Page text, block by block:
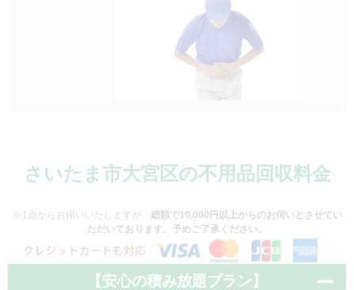
さいたま市大宮区の不用品回収料金
※1点からお伺いいたしますが、 総額で10,000円以上からのお伺いとさせてい
ただいております。予めご了承ください。
【安心の積み放題プラン】